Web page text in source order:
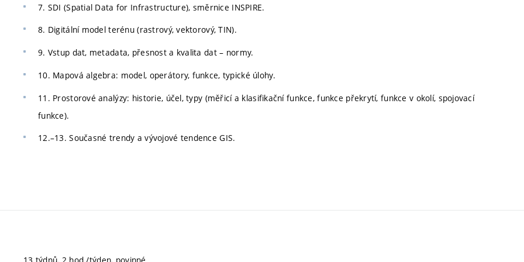
7. SDI (Spatial Data for Infrastructure), směrnice INSPIRE.
8. Digitální model terénu (rastrový, vektorový, TIN).
9. Vstup dat, metadata, přesnost a kvalita dat – normy.
10. Mapová algebra: model, operátory, funkce, typické úlohy.
11. Prostorové analýzy: historie, účel, typy (měřicí a klasifikační funkce, funkce překrytí, funkce v okolí, spojovací
funkce).
12.–13. Současné trendy a vývojové tendence GIS.